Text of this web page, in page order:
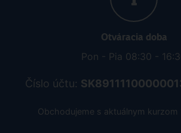
Otváracia doba
Pon - Pia 08:30 -
Číslo účtu:
Obchodujeme s aktuálnym kurzom